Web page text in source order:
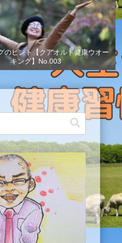
のヒント【クアオルト健康ウオー
キング】No.003